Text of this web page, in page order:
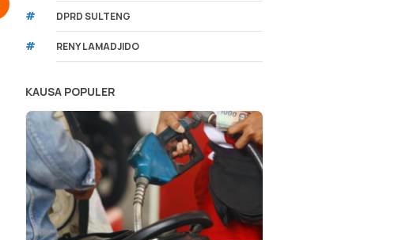
# DPRD SULTENG
# RENY LAMADJIDO
KAUSA POPULER